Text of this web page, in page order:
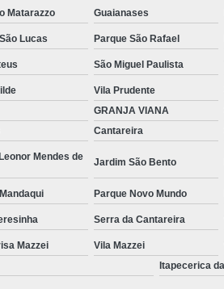
Limpeza de
Limpeza de
Limpeza de Piscina Pós
Limpeza do Filtro
Consertar
Manutenção e Reforma
Manutenção Piscina
Manutenção
Manutenção
Matarazzo Guaianases
Lucas Parque São Rafael
São Miguel Paulista
Vila Prudente
GRANJA VIANA
Cantareira
Mendes de
Jardim São Bento
Parque Novo Mundo
Serra da Cantareira
Mazzei Vila Mazzei
Itapecerica